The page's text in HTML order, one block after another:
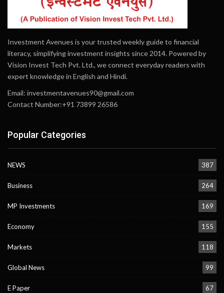
Investment Avenues is your trusted weekly guide to financial
literacy, simplifying investment insights since 2014. Powered by
Vision Invest Tech Pvt. Ltd., we connect everyday readers with
expert knowledge in English and Hindi.
Email: investmentavenues90@gmail.com
Contact Number:+91 73899 26586
Popular Categories
NEWS 387
Business 264
MP Investments 169
Economy 155
Markets 118
Global News 99
E Paper 67